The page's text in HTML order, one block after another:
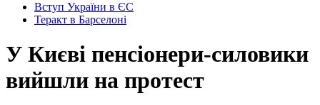
Вступ України в ЄС
Теракт в Барселоні
У Києві пенсіонери-силовики
вийшли на протест